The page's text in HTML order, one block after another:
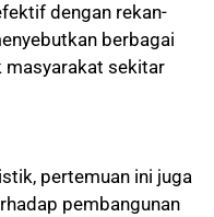
dengan rekan-
berbagai
masyarakat sekitar
pertemuan ini juga
pembangunan